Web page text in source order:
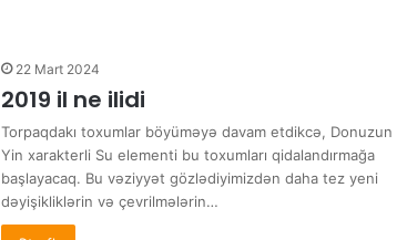
22 Mart 2024
2019 il ne ilidi
Torpaqdakı toxumlar böyüməyə davam etdikcə, Donuzun
Yin xarakterli Su elementi bu toxumları qidalandırmağa
başlayacaq. Bu vəziyyət gözlədiyimizdən daha tez yeni
dəyişikliklərin və çevrilmələrin…